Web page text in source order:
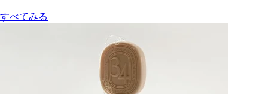
すべてみる